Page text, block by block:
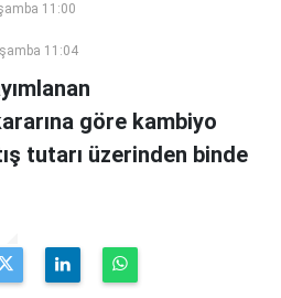
11:00
11:04
göre kambiyo
tutarı üzerinden binde